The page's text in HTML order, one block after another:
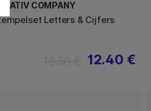
COMPANY
Letters & Cijfers
12.40 €